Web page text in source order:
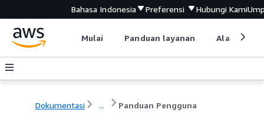
Bahasa Indonesia Preferensi Hubungi Kami
Mulai Panduan layanan Alat
Dokumentasi ... Panduan Pengguna